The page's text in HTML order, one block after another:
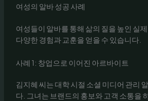
여성의 알바 성공 사례
여성들이 알바를 통해 삶의 질을 높인 실
다양한 경험과 교훈을 얻을 수 있습니다.
사례 1: 창업으로 이어진 아르바이트
김지혜 씨는 대학 시절 소셜 미디어 관리
다. 그녀는 브랜드의 홍보와 고객 소통을